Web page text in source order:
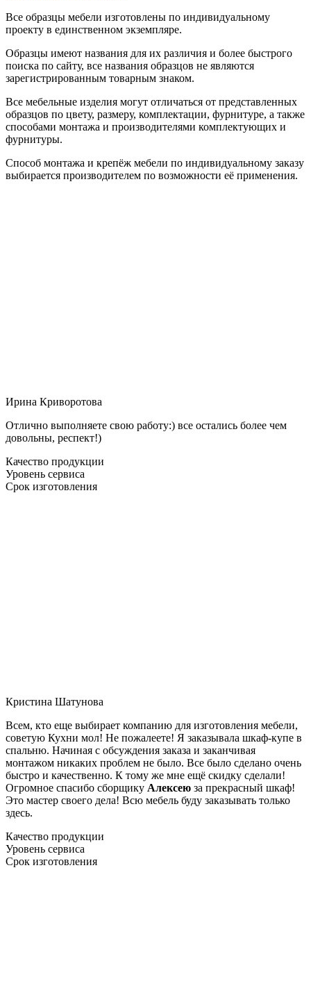
Все образцы мебели изготовлены по индивидуальному
проекту в единственном экземпляре.
Образцы имеют названия для их различия и более быстрого
поиска по сайту, все названия образцов не являются
зарегистрированным товарным знаком.
Все мебельные изделия могут отличаться от представленных
образцов по цвету, размеру, комплектации, фурнитуре, а также
способами монтажа и производителями комплектующих и
фурнитуры.
Способ монтажа и крепёж мебели по индивидуальному заказу
выбирается производителем по возможности её применения.
Ирина Криворотова
Отлично выполняете свою работу:) все остались более чем
довольны, респект!)
Качество продукции
Уровень сервиса
Срок изготовления
Кристина Шатунова
Всем, кто еще выбирает компанию для изготовления мебели,
советую Кухни мол! Не пожалеете! Я заказывала шкаф-купе в
спальню. Начиная с обсуждения заказа и заканчивая
монтажом никаких проблем не было. Все было сделано очень
быстро и качественно. К тому же мне ещё скидку сделали!
Огромное спасибо сборщику Алексею за прекрасный шкаф!
Это мастер своего дела! Всю мебель буду заказывать только
здесь.
Качество продукции
Уровень сервиса
Срок изготовления